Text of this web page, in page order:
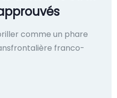
comme un phare
franco-